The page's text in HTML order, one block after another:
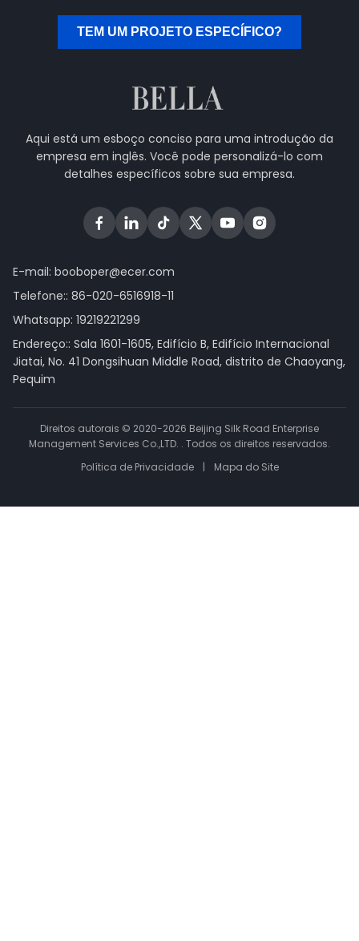
TEM UM PROJETO ESPECÍFICO?
Aqui está um esboço conciso para uma introdução da
empresa em inglês. Você pode personalizá-lo com
detalhes específicos sobre sua empresa.
E-mail: booboper@ecer.com
Telefone:: 86-020-6516918-11
Whatsapp: 19219221299
Endereço:: Sala 1601-1605, Edifício B, Edifício Internacional
Jiatai, No. 41 Dongsihuan Middle Road, distrito de Chaoyang,
Pequim
Direitos autorais © 2020-2026 Beijing Silk Road Enterprise
Management Services Co.,LTD. . Todos os direitos reservados.
Política de Privacidade
| Mapa do Site